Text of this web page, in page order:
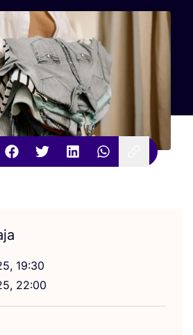
, 19:30
, 22:00